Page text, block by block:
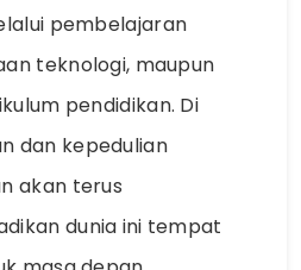
pembelajaran
teknologi, maupun
pendidikan. Di
dan kepedulian
akan terus
dunia ini tempat